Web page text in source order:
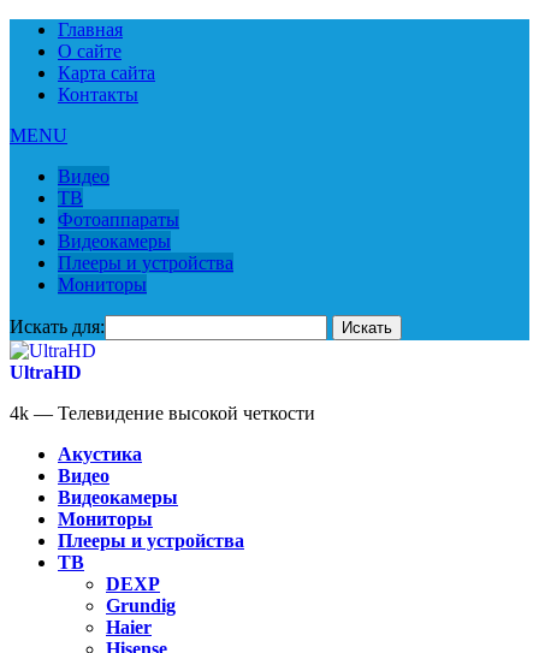
Главная
О сайте
Карта сайта
Контакты
MENU
Видео
ТВ
Фотоаппараты
Видеокамеры
Плееры и устройства
Мониторы
Искать для:
UltraHD
4k — Телевидение высокой четкости
Акустика
Видео
Видеокамеры
Мониторы
Плееры и устройства
ТВ
DEXP
Grundig
Haier
Hisense